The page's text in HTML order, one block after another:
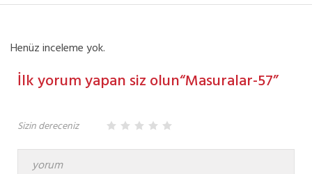
Henüz inceleme yok.
İlk yorum yapan siz olun“Masuralar-57”
Sizin dereceniz